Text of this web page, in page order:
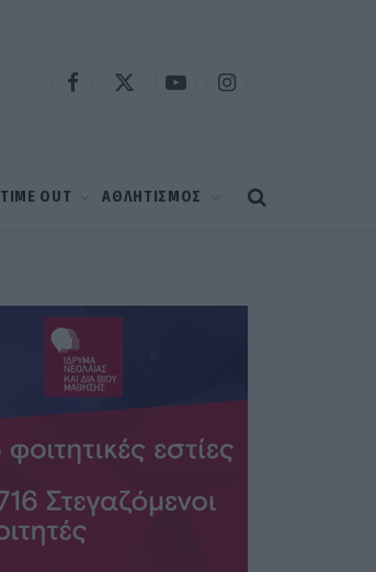
Facebook
X
YouTubeInstagram
TIME OUT ΑΘΛΗΤΙΣΜΟΣ